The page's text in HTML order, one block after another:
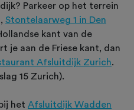
Parkeer op het terrein
Stontelaarweg 1 in Den
kant van de
je aan de Friese kant, dan
Afsluitdijk Zurich.
15 Zurich).
het Afsluitdijk Wadden